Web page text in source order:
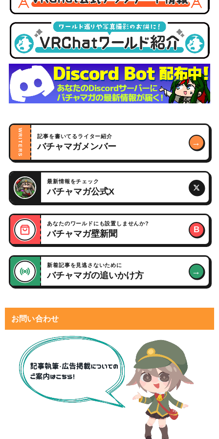
WRITERS 記事を書いてるライター紹介
バチャマガメンバー →
最新情報をチェック
バチャマガ公式X
あなたのワールドにも設置しませんか?
バチャマガ壁新聞 B
新着記事を見逃さないために
バチャマガの追いかけ方 →
お問い合わせ